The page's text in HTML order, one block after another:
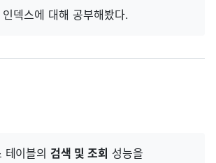
덱스에 대해 공부해봤다.
테이블의 검색 및 조회 성능을